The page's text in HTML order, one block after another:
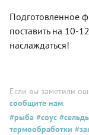
Подготовленное
поставить на 10-
наслаждаться!
Если вы заметили
сообщите нам.
#рыба #соус #сельдь
термообработки